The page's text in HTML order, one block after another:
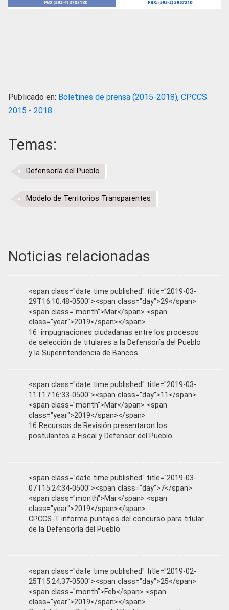
Publicado en: Boletines de prensa (2015-2018), CPCCS
2015 - 2018
Temas:
Defensoría del Pueblo
Modelo de Territorios Transparentes
Noticias relacionadas
<span class="date time published" title="2019-03-
29T16:10:48-0500"><span class="day">29</span>
<span class="month">Mar</span> <span
class="year">2019</span></span>
16 impugnaciones ciudadanas entre los procesos
de selección de titulares a la Defensoría del Pueblo
y la Superintendencia de Bancos
<span class="date time published" title="2019-03-
11T17:16:33-0500"><span class="day">11</span>
<span class="month">Mar</span> <span
class="year">2019</span></span>
16 Recursos de Revisión presentaron los
postulantes a Fiscal y Defensor del Pueblo
<span class="date time published" title="2019-03-
07T15:24:34-0500"><span class="day">7</span>
<span class="month">Mar</span> <span
class="year">2019</span></span>
CPCCS-T informa puntajes del concurso para titular
de la Defensoría del Pueblo
<span class="date time published" title="2019-02-
25T15:24:37-0500"><span class="day">25</span>
<span class="month">Feb</span> <span
class="year">2019</span></span>